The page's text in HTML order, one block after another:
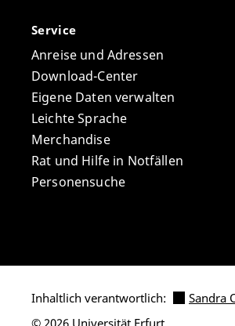
Service
Anreise und Adressen
Download-Center
Eigene Daten verwalten
Leichte Sprache
Merchandise
Rat und Hilfe in Notfällen
Personensuche
Inhaltlich verantwortlich: Sandra
© 2026 Universität Erfurt